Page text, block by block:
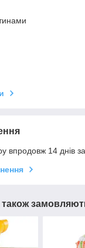
впродовж 14 днів